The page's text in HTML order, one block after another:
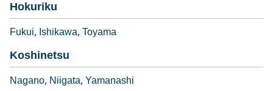
Hokuriku
Fukui Ishikawa Toyama
Koshinetsu
Nagano Niigata Yamanashi